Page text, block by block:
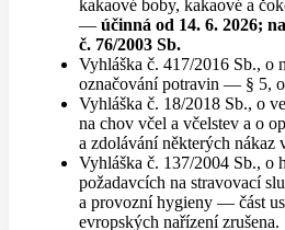
kakaové boby, kakaové a
— účinná od 14. 6. 2026;
č. 76/2003 Sb.
Vyhláška č. 417/2016 Sb., o
označování potravin — § 5,
Vyhláška č. 18/2018 Sb., o
na chov včel a včelstev a o
a zdolávání některých nákaz
Vyhláška č. 137/2004 Sb., o
požadavcích na stravovací
a provozní hygieny — část
evropských nařízení zrušena.